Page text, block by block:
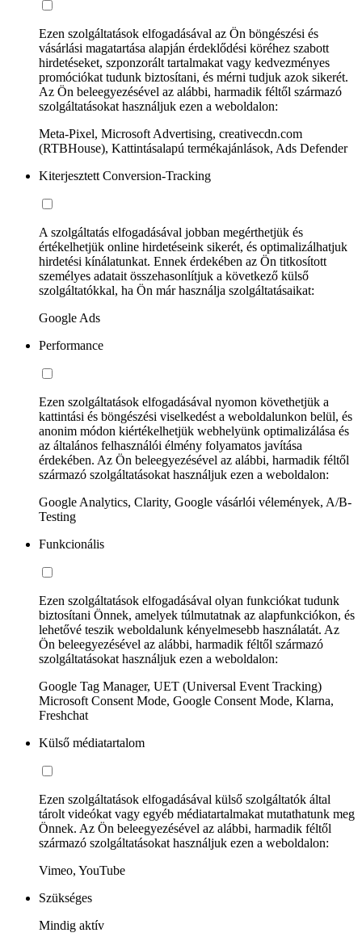
Ezen szolgáltatások elfogadásával az Ön böngészési és
vásárlási magatartása alapján érdeklődési köréhez szabott
hirdetéseket, szponzorált tartalmakat vagy kedvezményes
promóciókat tudunk biztosítani, és mérni tudjuk azok sikerét.
Az Ön beleegyezésével az alábbi, harmadik féltől származó
szolgáltatásokat használjuk ezen a weboldalon:
Meta-Pixel, Microsoft Advertising, creativecdn.com
(RTBHouse), Kattintásalapú termékajánlások, Ads Defender
Kiterjesztett Conversion-Tracking
A szolgáltatás elfogadásával jobban megérthetjük és
értékelhetjük online hirdetéseink sikerét, és optimalizálhatjuk
hirdetési kínálatunkat. Ennek érdekében az Ön titkosított
személyes adatait összehasonlítjuk a következő külső
szolgáltatókkal, ha Ön már használja szolgáltatásaikat:
Google Ads
Performance
Ezen szolgáltatások elfogadásával nyomon követhetjük a
kattintási és böngészési viselkedést a weboldalunkon belül, és
anonim módon kiértékelhetjük webhelyünk optimalizálása és
az általános felhasználói élmény folyamatos javítása
érdekében. Az Ön beleegyezésével az alábbi, harmadik féltől
származó szolgáltatásokat használjuk ezen a weboldalon:
Google Analytics, Clarity, Google vásárlói vélemények, A/B-
Testing
Funkcionális
Ezen szolgáltatások elfogadásával olyan funkciókat tudunk
biztosítani Önnek, amelyek túlmutatnak az alapfunkciókon, és
lehetővé teszik weboldalunk kényelmesebb használatát. Az
Ön beleegyezésével az alábbi, harmadik féltől származó
szolgáltatásokat használjuk ezen a weboldalon:
Google Tag Manager, UET (Universal Event Tracking)
Microsoft Consent Mode, Google Consent Mode, Klarna,
Freshchat
Külső médiatartalom
Ezen szolgáltatások elfogadásával külső szolgáltatók által
tárolt videókat vagy egyéb médiatartalmakat mutathatunk meg
Önnek. Az Ön beleegyezésével az alábbi, harmadik féltől
származó szolgáltatásokat használjuk ezen a weboldalon:
Vimeo, YouTube
Szükséges
Mindig aktív